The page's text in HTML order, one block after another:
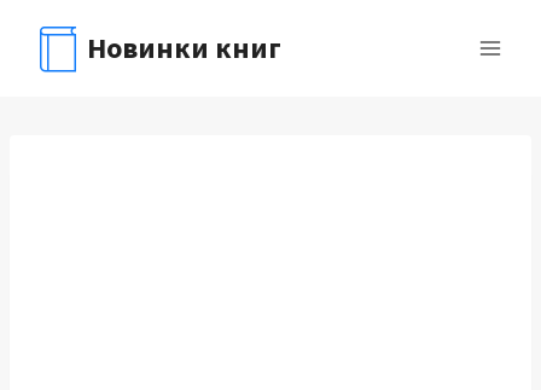
содержимому
Новинки книг